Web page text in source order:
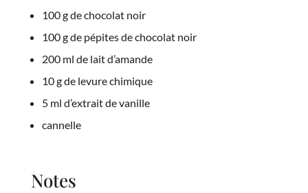
100 g de chocolat noir
100 g de pépites de chocolat noir
200 ml de lait d’amande
10 g de levure chimique
5 ml d’extrait de vanille
cannelle
Notes